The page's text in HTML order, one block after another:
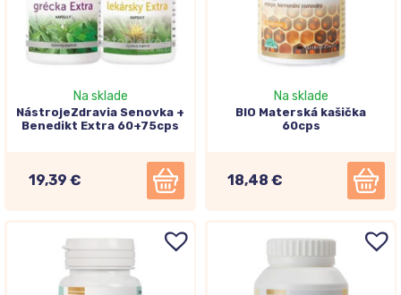
Na sklade
NástrojeZdravia Senovka +
Benedikt Extra 60+75cps
19,39 €
Na sklade
BIO Materská kašička
60cps
18,48 €